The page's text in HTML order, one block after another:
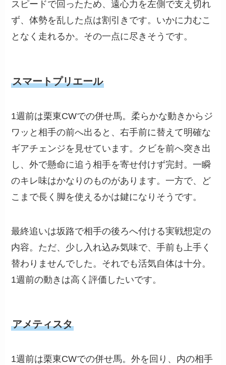
スピードで回ったため、遠心力を左側で支え切れ
ず、体勢を乱した点は割引きです。いかに力むこ
となく走れるか。その一点に尽きそうです。
スマートプリエール
1週前は栗東CWでの併せ馬。柔らかな動きからジ
ワッと相手の前へ出ると、右手前に替えて明確な
ギアチェンジを見せています。クビを前へ突き出
し、外で懸命に追う相手を寄せ付けず完封。一瞬
のキレ味はかなりのものがあります。一方で、ど
こまで長く脚を使えるかは鍵になりそうです。
最終追いは坂路で相手の後ろへ付ける実戦想定の
内容。ただ、少し入れ込み気味で、手前も上手く
替わりませんでした。それでも活気自体は十分。
1週前の動きは高く評価したいです。
アメティスタ
1週前は栗東CWでの併せ馬。外を回り、内の相手